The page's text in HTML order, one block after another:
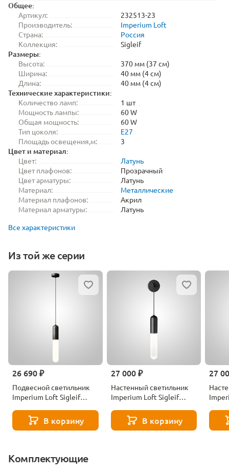
Общее:
Артикул:
232513-23
Производитель:
Imperium Loft
Страна:
Россия
Коллекция:
Sigleif
Размеры:
Высота:
370 мм (37 см)
Ширина:
40 мм (4 см)
Длина:
40 мм (4 см)
Технические характеристики:
Количество ламп:
1 шт
Мощность лампы:
60 W
Общая мощность:
60 W
Тип цоколя:
E27
Площадь освещения,м:
3
Цвет и материал:
Цвет:
Латунь
Цвет плафонов:
Прозрачный
Цвет арматуры:
Латунь
Материал:
Металлические
Материал плафонов:
Акрил
Материал арматуры:
Латунь
Все характеристики
Из той же серии
26 690 ₽
Подвесной светильник
Imperium Loft Sigleif
В корзину
27 000 ₽
Настенный светильник
Imperium Loft Sigleif
В корзину
27
Комплектующие